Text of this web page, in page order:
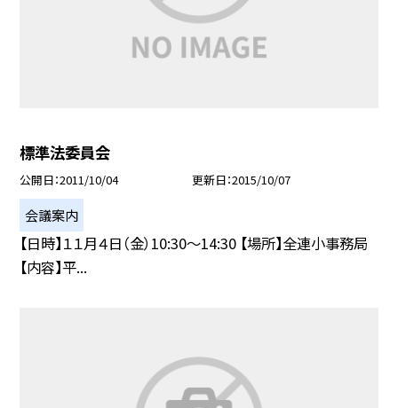
標準法委員会
公開日 2011/10/04 更新日 2015/10/07
会議案内
【日時】１１月４日（金）10:30〜14:30 【場所】全連小事務局
【内容】平...